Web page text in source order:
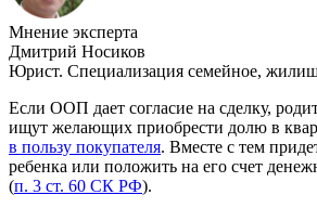
Мнение эксперта
Дмитрий Носиков
Юрист. Специализация семейное,
Если ООП дает согласие на сделку,
ищут желающих приобрести долю в
в пользу покупателя. Вместе с тем
ребенка или положить на его счет
(п. 3 ст. 60 СК РФ).